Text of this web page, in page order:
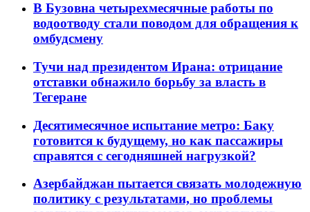
В Бузовна четырехмесячные работы по
водоотводу стали поводом для обращения к
омбудсмену
Тучи над президентом Ирана: отрицание
отставки обнажило борьбу за власть в
Тегеране
Десятимесячное испытание метро: Баку
готовится к будущему, но как пассажиры
справятся с сегодняшней нагрузкой?
Азербайджан пытается связать молодежную
политику с результатами, но проблемы